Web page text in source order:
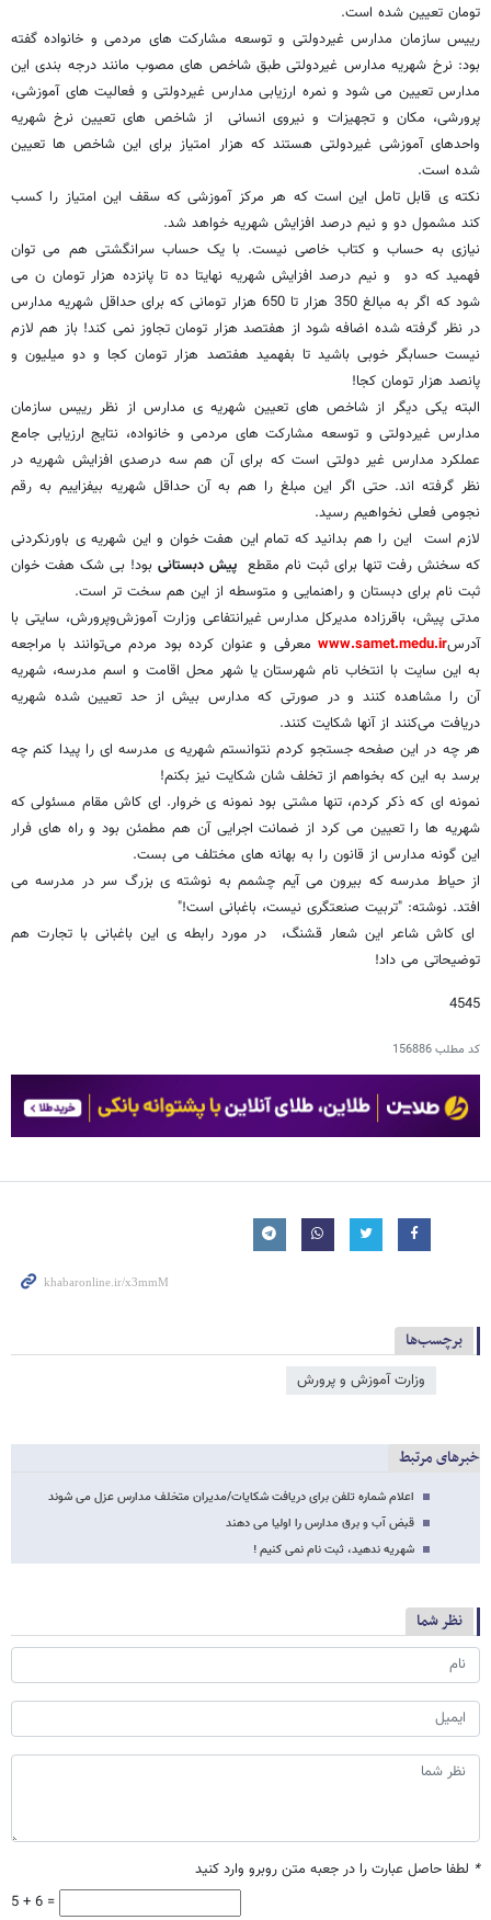
تومان تعیین شده است.
رییس سازمان مدارس غیردولتی و توسعه مشارکت های مردمی و خانواده گفته
بود: نرخ شهریه مدارس غیردولتی طبق شاخص های مصوب مانند درجه بندی این
مدارس تعیین می شود و نمره ارزیابی مدارس غیردولتی و فعالیت های آموزشی،
پرورشی، مکان و تجهیزات و نیروی انسانی از شاخص های تعیین نرخ شهریه
واحدهای آموزشی غیردولتی هستند که هزار امتیاز برای این شاخص ها تعیین
شده است.
نکته ی قابل تامل این است که هر مرکز آموزشی که سقف این امتیاز را کسب
کند مشمول دو و نیم درصد افزایش شهریه خواهد شد.
نیازی به حساب و کتاب خاصی نیست. با یک حساب سرانگشتی هم می توان
فهمید که دو و نیم درصد افزایش شهریه نهایتا ده تا پانزده هزار تومان ن می
شود که اگر به مبالغ 350 هزار تا 650 هزار تومانی که برای حداقل شهریه مدارس
در نظر گرفته شده اضافه شود از هفتصد هزار تومان تجاوز نمی کند! باز هم لازم
نیست حسابگر خوبی باشید تا بفهمید هفتصد هزار تومان کجا و دو میلیون و
پانصد هزار تومان کجا!
البته یکی دیگر از شاخص های تعیین شهریه ی مدارس از نظر رییس سازمان
مدارس غیردولتی و توسعه مشارکت های مردمی و خانواده، نتایج ارزیابی جامع
عملکرد مدارس غیر دولتی است که برای آن هم سه درصدی افزایش شهریه در
نظر گرفته اند. حتی اگر این مبلغ را هم به آن حداقل شهریه بیفزاییم به رقم
نجومی فعلی نخواهیم رسید.
لازم است این را هم بدانید که تمام این هفت خوان و این شهریه ی باورنکردنی
که سخنش رفت تنها برای ثبت نام مقطع پیش دبستانی بود! بی شک هفت خوان
ثبت نام برای دبستان و راهنمایی و متوسطه از این هم سخت تر است.
مدتی پیش، باقرزاده مدیرکل مدارس غیرانتفاعی وزارت آموزش‌وپرورش، سایتی با
آدرسwww.samet.medu.ir معرفی و عنوان کرده بود مردم می‌توانند با مراجعه
به این سایت با انتخاب نام شهرستان یا شهر محل اقامت و اسم مدرسه، شهریه
آن را مشاهده کنند و در صورتی که مدارس بیش از حد تعیین شده شهریه
دریافت می‌کنند از آنها شکایت کنند.
هر چه در این صفحه جستجو کردم نتوانستم شهریه ی مدرسه ای را پیدا کنم چه
برسد به این که بخواهم از تخلف شان شکایت نیز بکنم!
نمونه ای که ذکر کردم، تنها مشتی بود نمونه ی خروار. ای کاش مقام مسئولی که
شهریه ها را تعیین می کرد از ضمانت اجرایی آن هم مطمئن بود و راه های فرار
این گونه مدارس از قانون را به بهانه های مختلف می بست.
از حیاط مدرسه که بیرون می آیم چشمم به نوشته ی بزرگ سر در مدرسه می
افتد. نوشته: "تربیت صنعتگری نیست، باغبانی است!"
ای کاش شاعر این شعار قشنگ، در مورد رابطه ی این باغبانی با تجارت هم
توضیحاتی می داد!
4545
کد مطلب156886
برچسب‌ها
وزارت آموزش و پرورش
خبرهای مرتبط
اعلام شماره تلفن برای دریافت شکایات/مدیران متخلف مدارس عزل می شوند
قبض آب و برق مدارس را اولیا می دهند
شهریه ندهید، ثبت نام نمی کنیم !
نظر شما
* لطفا حاصل عبارت را در جعبه متن روبرو وارد کنید
5 + 6 =